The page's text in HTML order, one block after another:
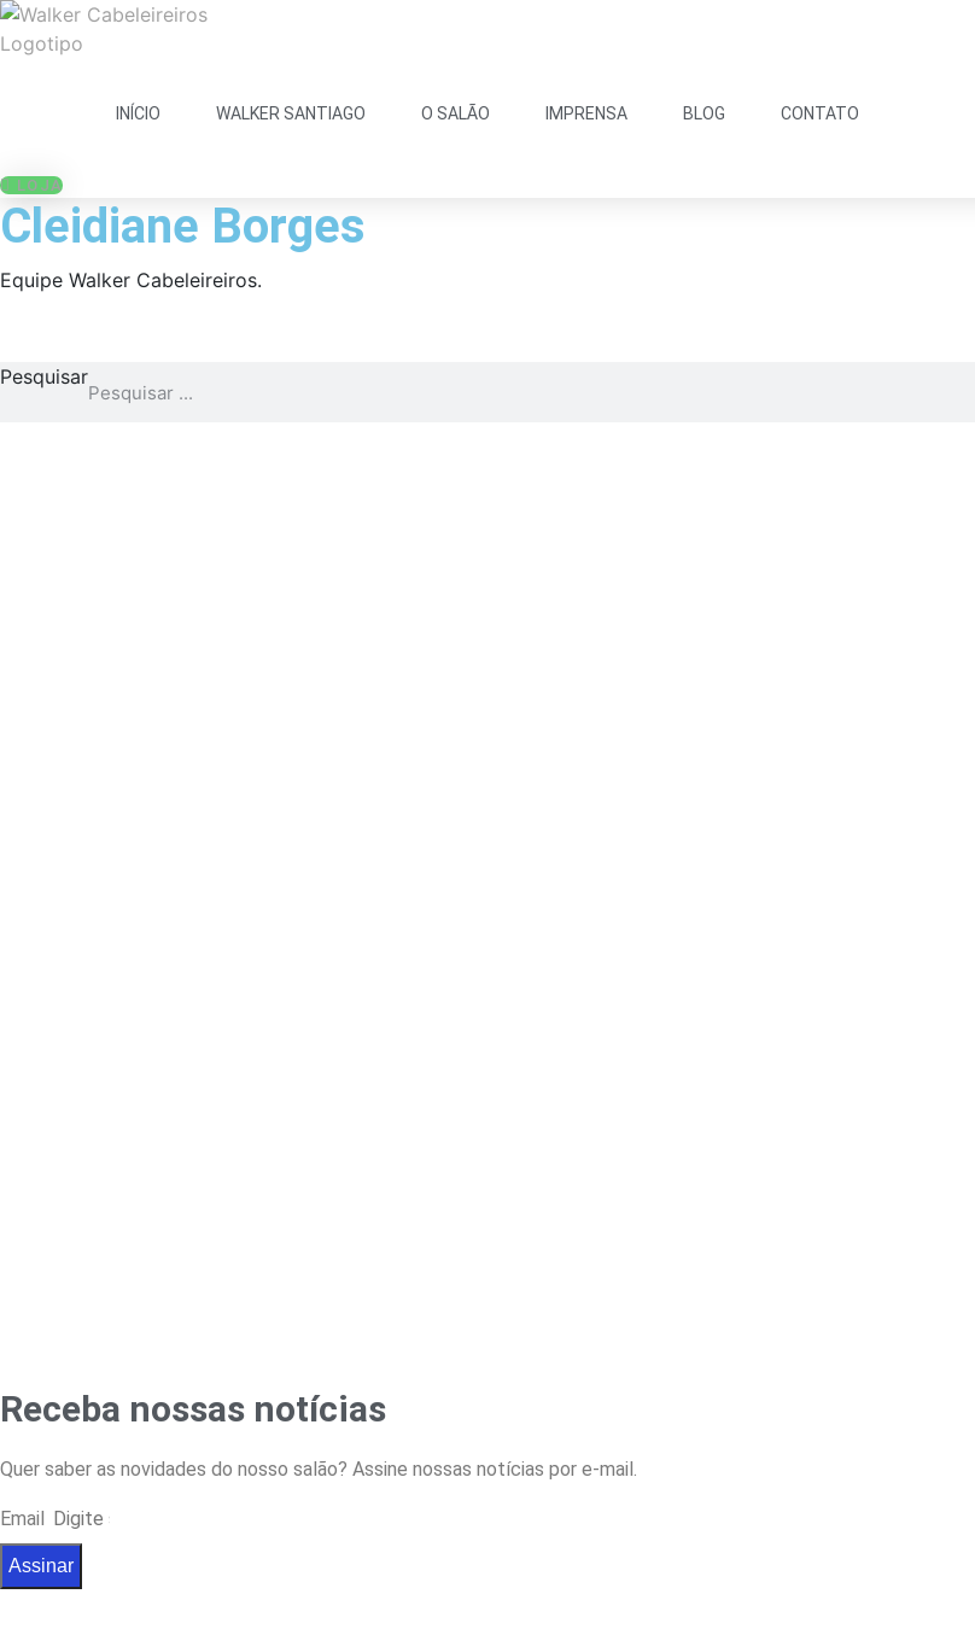
INÍCIO WALKER SANTIAGO O SALÃO IMPRENSA BLOG CONTATO
LOJA
Cleidiane Borges
Equipe Walker Cabeleireiros.
Pesquisar
Receba nossas notícias
Quer saber as novidades do nosso salão? Assine nossas notícias por e-mail.
Email
Assinar